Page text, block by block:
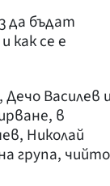
да бъдат
как се е
Василев
в
Николай
група, чийто